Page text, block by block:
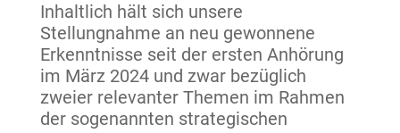
Inhaltlich hält sich unsere
Stellungnahme an neu gewonnene
Erkenntnisse seit der ersten Anhörung
im März 2024 und zwar bezüglich
zweier relevanter Themen im Rahmen
der sogenannten strategischen